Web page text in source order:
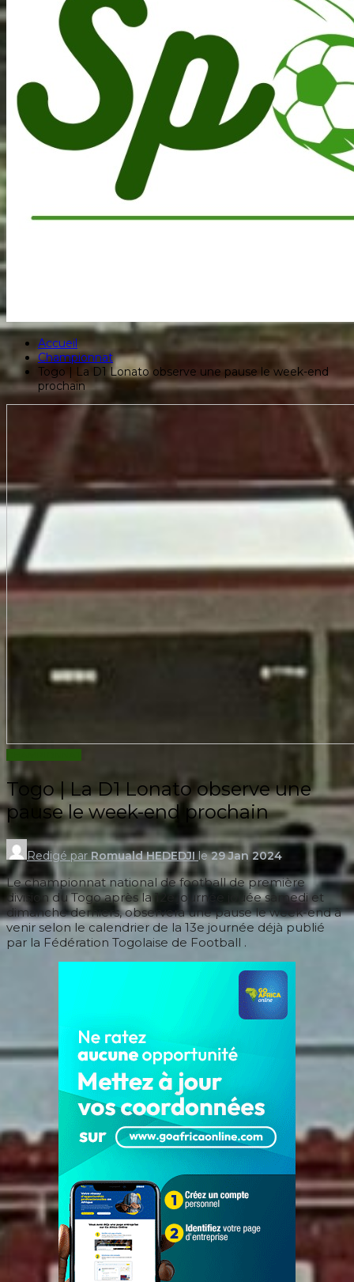
Accueil
Championnat
Togo | La D1 Lonato observe une pause le week-end
prochain
Togo | La D1 Lonato observe une
pause le week-end prochain
Redigé parRomuald HEDEDJI le29 Jan 2024
Le championnat national de football de première
division du Togo après la 12e journée jouée samedi et
dimanche derniers, observera une pause le week-end à
venir selon le calendrier de la 13e journée déjà publié
par la Fédération Togolaise de Football .